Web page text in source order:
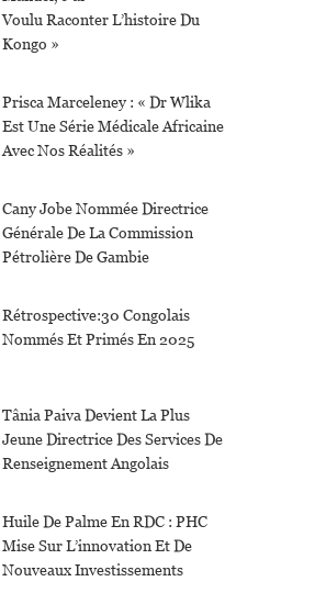
Voulu Raconter L’histoire Du
Kongo »
Prisca Marceleney : « Dr Wlika
Est Une Série Médicale Africaine
Avec Nos Réalités »
Cany Jobe Nommée Directrice
Générale De La Commission
Pétrolière De Gambie
Rétrospective:30 Congolais
Nommés Et Primés En 2025
Tânia Paiva Devient La Plus
Jeune Directrice Des Services De
Renseignement Angolais
Huile De Palme En RDC : PHC
Mise Sur L’innovation Et De
Nouveaux Investissements